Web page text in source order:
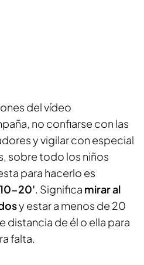
del vídeo
no confiarse con las
y vigilar con especial
sobre todo los niños
para hacerlo es
20'. Significa mirar al
y estar a menos de 20
distancia de él o ella para
falta.